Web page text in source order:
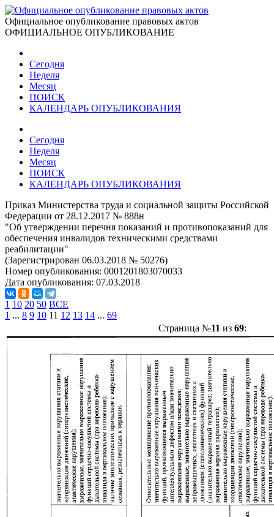
Официальное опубликование правовых актов
ОФИЦИАЛЬНОЕ ОПУБЛИКОВАНИЕ
Сегодня
Неделя
Месяц
ПОИСК
КАЛЕНДАРЬ ОПУБЛИКОВАНИЯ
Сегодня
Неделя
Месяц
ПОИСК
КАЛЕНДАРЬ ОПУБЛИКОВАНИЯ
Приказ Министерства труда и социальной защиты Российской
Федерации от 28.12.2017 № 888н
"Об утверждении перечня показаний и противопоказаний для
обеспечения инвалидов техническими средствами
реабилитации"
(Зарегистрирован 06.03.2018 № 50276)
Номер опубликования: 0001201803070033
Дата опубликования: 07.03.2018
1 10 20 50 ВСЕ
1 ... 8 9 10 11 12 13 14 ... 69
Страница №11 из 69: